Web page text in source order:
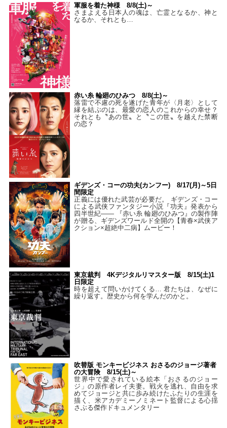
軍服を着た神様 8/8(土)～
さまよえる日本人の魂は、亡霊となるか、神と
なるか、それとも…
赤い糸 輪廻のひみつ 8/8(土)～
落雷で不慮の死を遂げた青年が〈月老〉として
縁を結ぶのは、最愛の恋人のこれからの幸せ？
それとも〝あの世〟と〝この世〟を越えた禁断
の恋？
ギデンズ・コーの功夫(カンフー) 8/17(月)～5日
間限定
正義には優れた武芸が必要だ。 ギデンズ・コー
による武侠ファンタジー小説『功夫』発表から
四半世紀―― 『赤い糸 輪廻のひみつ』の製作陣
が贈る、ギデンズワールド全開の【青春×武侠ア
クション×超絶中二病】ムービー！
東京裁判 4Kデジタルリマスター版 8/15(土)1
日限定
時を超えて問いかけてくる… 君たちは、なぜに
繰り返す。歴史から何を学んだのかと。
吹替版 モンキービジネス おさるのジョージ著者
の大冒険 8/15(土)～
世界中で愛されている絵本「おさるのジョー
ジ」の原作者レイ夫妻。戦火を逃れ、自由を求
めてジョージと共に歩み続けたふたりの生涯を
描く、米アカデミーノミネート監督による心揺
さぶる傑作ドキュメンタリー